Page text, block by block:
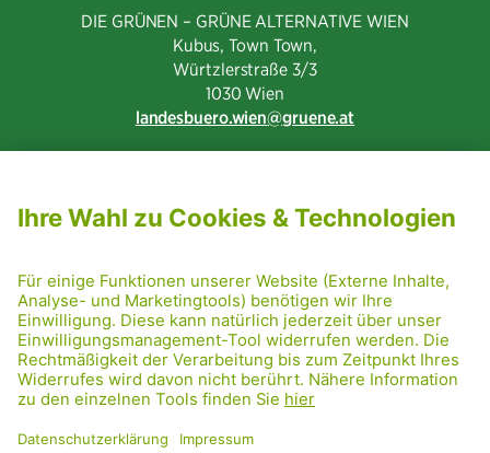
DIE GRÜNEN – GRÜNE ALTERNATIVE WIEN
Kubus, Town Town,
Würtzlerstraße 3/3​
1030 Wien
landesbuero.wien
gruene.at
PRESSE
GRÜNE RADRETTUNG
FRIDAY NIGHTSKATING
NETIQUETTE
DATENSCHUTZ